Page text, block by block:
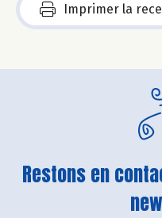
Imprimer la
Restons en